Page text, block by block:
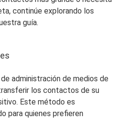
continúe explorando los
guía.
administración de medios de
los contactos de su
Este método es
para quienes prefieren